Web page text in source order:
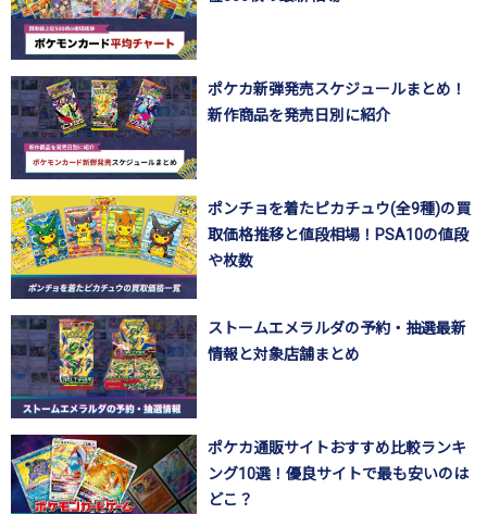
ポケカ新弾発売スケジュールまとめ！
新作商品を発売日別に紹介
ポンチョを着たピカチュウ(全9種)の買
取価格推移と値段相場！PSA10の値段
や枚数
ストームエメラルダの予約・抽選最新
情報と対象店舗まとめ
ポケカ通販サイトおすすめ比較ランキ
ング10選！優良サイトで最も安いのは
どこ？